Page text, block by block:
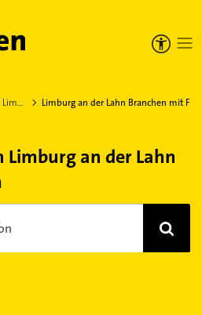
Limburg an der Lahn Stadtteil Offheim Limburg an der Lahn Branchen mit F
Limburg an der Lahn